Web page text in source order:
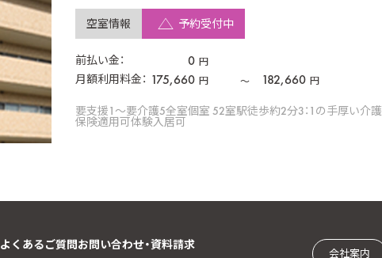
空室情報 予約受付中
前払い金： 0 円
月額利用料金： 175,660 円 〜 182,660 円
要支援1〜要介護5全室個室 52室駅徒歩約2分3：1の手厚い介護
保険適用可体験入居可
よくあるご質問お問い合わせ・資料請求
会社案内